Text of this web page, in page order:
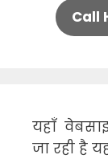
Call
यहाँ
जा रही है